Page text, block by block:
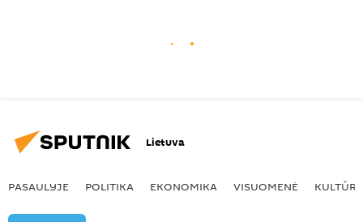
Lietuva
PASAULYJE POLITIKA EKONOMIKA VISUOMENĖ KULTŪRA